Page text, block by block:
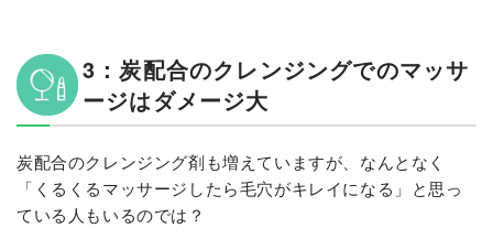
3：炭配合のクレンジングでのマッサ
ージはダメージ大
炭配合のクレンジング剤も増えていますが、なんとなく
「くるくるマッサージしたら毛穴がキレイになる」と思っ
ている人もいるのでは？